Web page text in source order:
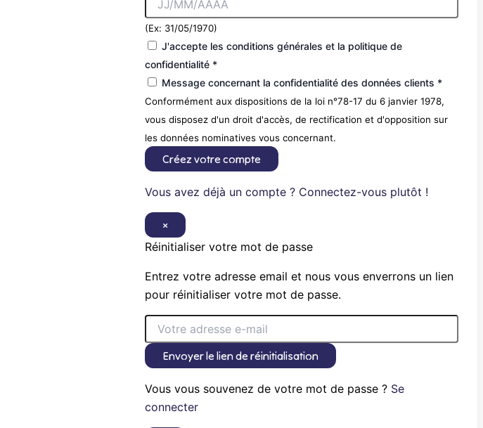
(Ex: 31/05/1970)
J'accepte les conditions générales et la politique de
confidentialité *
Message concernant la confidentialité des données clients *
Conformément aux dispositions de la loi n°78-17 du 6 janvier 1978,
vous disposez d'un droit d'accès, de rectification et d'opposition sur
les données nominatives vous concernant.
Créez votre compte
Vous avez déjà un compte ? Connectez-vous plutôt !
×
Réinitialiser votre mot de passe
Entrez votre adresse email et nous vous enverrons un lien
pour réinitialiser votre mot de passe.
Envoyer le lien de réinitialisation
Vous vous souvenez de votre mot de passe ? Se
connecter